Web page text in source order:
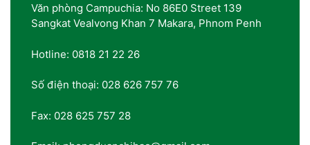
Văn phòng Campuchia: No 86E0 Street 139
Sangkat Vealvong Khan 7 Makara, Phnom Penh
Hotline: 0818 21 22 26
Số điện thoại: 028 626 757 76
Fax: 028 625 757 28